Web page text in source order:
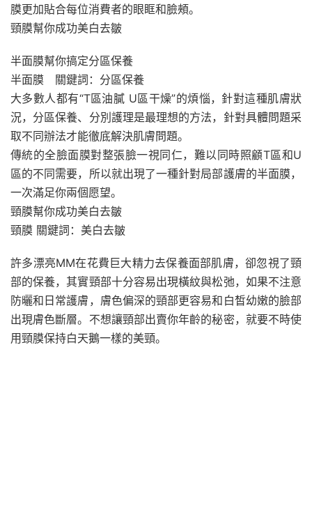
膜更加貼合每位消費者的眼眶和臉頰。
頸膜幫你成功美白去皺
半面膜幫你搞定分區保養
半面膜 關鍵詞：分區保養
大多數人都有“T區油膩 U區干燥”的煩惱，針對這種肌膚狀
況，分區保養、分別護理是最理想的方法，針對具體問題采
取不同辦法才能徹底解決肌膚問題。
傳統的全臉面膜對整張臉一視同仁，難以同時照顧T區和U
區的不同需要，所以就出現了一種針對局部護膚的半面膜，
一次滿足你兩個愿望。
頸膜幫你成功美白去皺
頸膜 關鍵詞：美白去皺
許多漂亮MM在花費巨大精力去保養面部肌膚，卻忽視了頸
部的保養，其實頸部十分容易出現橫紋與松弛，如果不注意
防曬和日常護膚，膚色偏深的頸部更容易和白皙幼嫩的臉部
出現膚色斷層。不想讓頸部出賣你年齡的秘密，就要不時使
用頸膜保持白天鵝一樣的美頸。